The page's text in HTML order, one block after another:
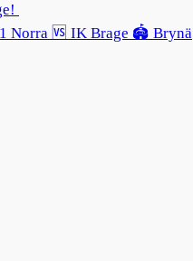
Norra 🆚 IK Brage 🏟️ Brynä